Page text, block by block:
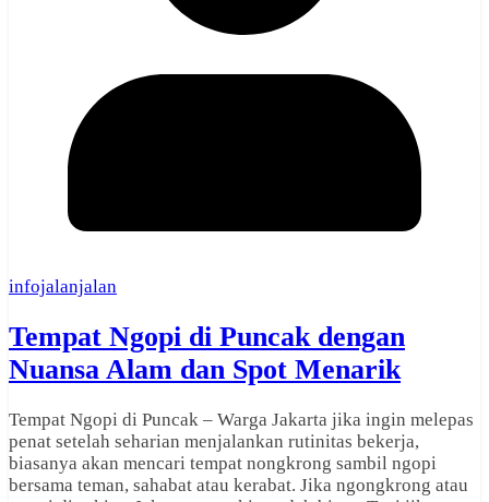
infojalanjalan
Tempat Ngopi di Puncak dengan
Nuansa Alam dan Spot Menarik
Tempat Ngopi di Puncak – Warga Jakarta jika ingin melepas
penat setelah seharian menjalankan rutinitas bekerja,
biasanya akan mencari tempat nongkrong sambil ngopi
bersama teman, sahabat atau kerabat. Jika ngongkrong atau